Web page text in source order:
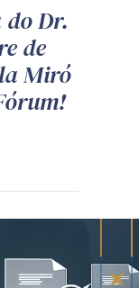
Dr.
de
Miró